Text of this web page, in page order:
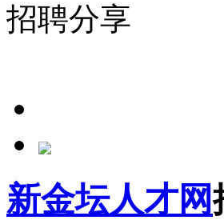
招聘分享
新金坛人才网